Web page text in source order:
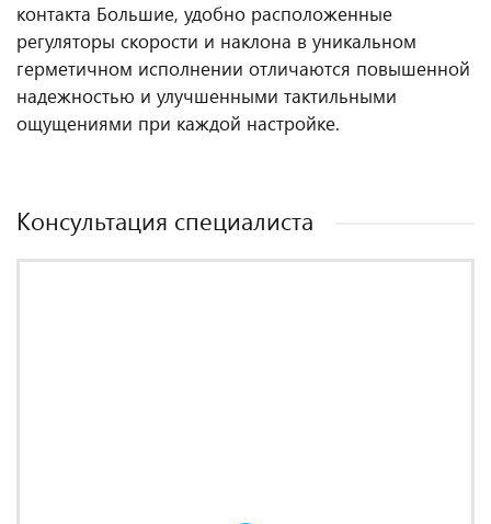
контакта Большие, удобно расположенные
регуляторы скорости и наклона в уникальном
герметичном исполнении отличаются повышенной
надежностью и улучшенными тактильными
ощущениями при каждой настройке.
Консультация специалиста